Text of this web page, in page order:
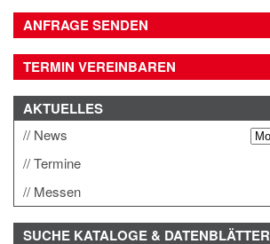
ANFRAGE SENDEN
TERMIN VEREINBAREN
AKTUELLES
News
Termine
Messen
SUCHE KATALOGE & DATENBLÄTTER